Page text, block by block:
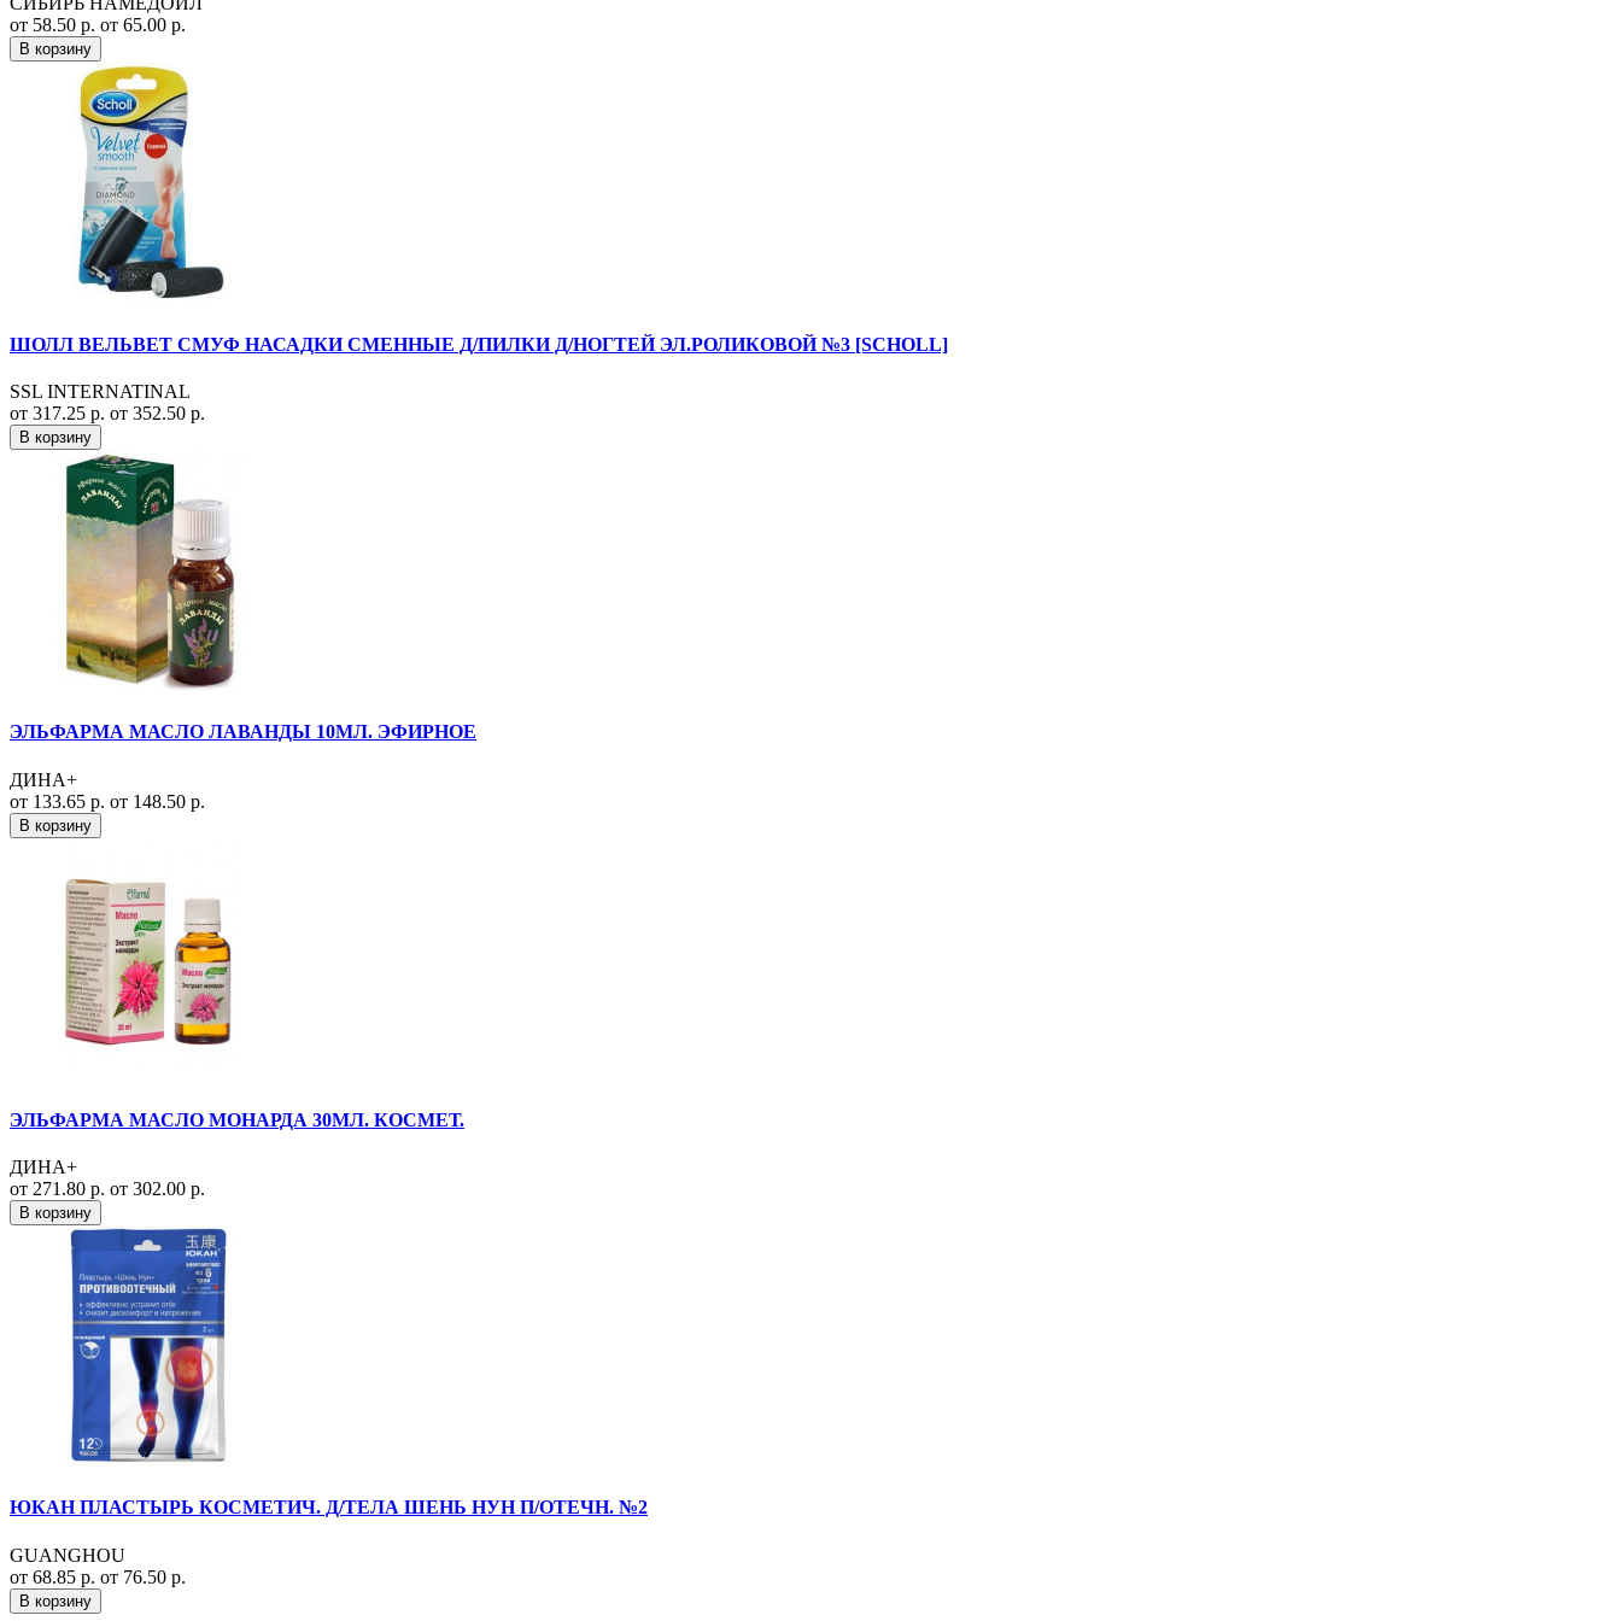
от 58.50 р. от 65.00 р.
В корзину
ШОЛЛ ВЕЛЬВЕТ СМУФ НАСАДКИ СМЕННЫЕ Д/ПИЛКИ Д/НОГТЕЙ ЭЛ.РОЛИКОВОЙ №3 [SCHOLL]
SSL INTERNATINAL
от 317.25 р. от 352.50 р.
В корзину
ЭЛЬФАРМА МАСЛО ЛАВАНДЫ 10МЛ. ЭФИРНОЕ
ДИНА+
от 133.65 р. от 148.50 р.
В корзину
ЭЛЬФАРМА МАСЛО МОНАРДА 30МЛ. КОСМЕТ.
ДИНА+
от 271.80 р. от 302.00 р.
В корзину
ЮКАН ПЛАСТЫРЬ КОСМЕТИЧ. Д/ТЕЛА ШЕНЬ НУН П/ОТЕЧН. №2
GUANGHOU
от 68.85 р. от 76.50 р.
В корзину